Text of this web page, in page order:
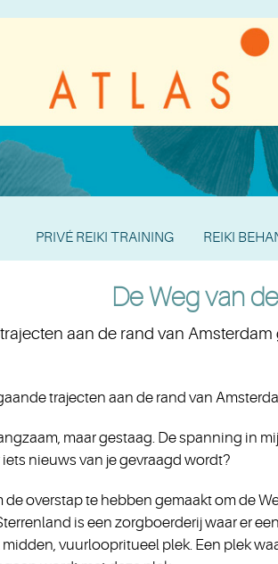
PRIVÉ REIKI TRAINING REIKI
De Weg van
aan de rand van
trajecten aan de rand van
maar gestaag. De spanning in
nieuws van je gevraagd wordt?
overstap te hebben gemaakt om de
is een zorgboerderij waar er
vuurloopritueel plek. Een plek